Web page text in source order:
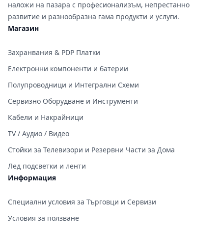
наложи на пазара с професионализъм, непрестанно
развитие и разнообразна гама продукти и услуги.
Магазин
Захранвания & PDP Платки
Електронни компоненти и батерии
Полупроводници и Интегрални Схеми
Сервизно Оборудване и Инструменти
Кабели и Накрайници
TV / Аудио / Видео
Стойки за Телевизори и Резервни Части за Дома
Лед подсветки и ленти
Информация
Специални условия за Търговци и Сервизи
Условия за ползване